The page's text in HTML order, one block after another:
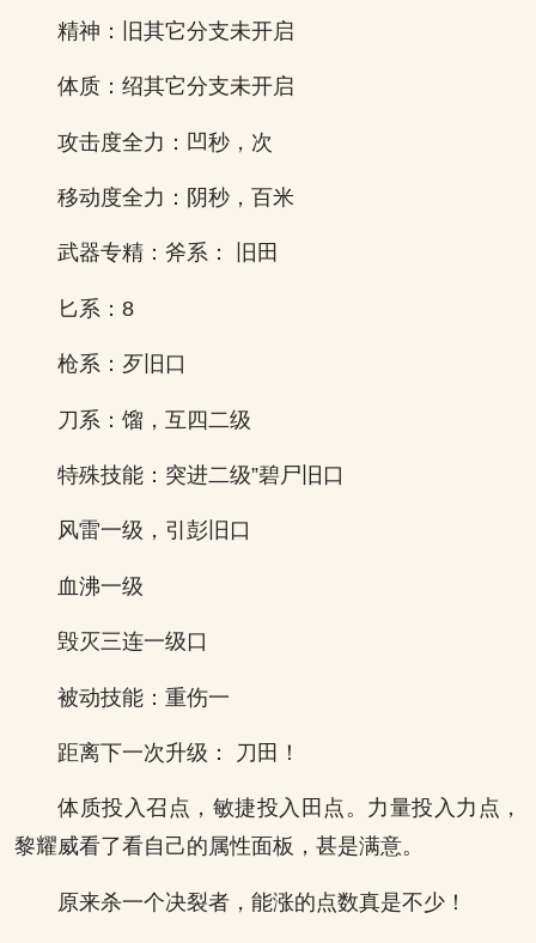
精神：旧其它分支未开启
体质：绍其它分支未开启
攻击度全力：凹秒，次
移动度全力：阴秒，百米
武器专精：斧系： 旧田
匕系：8
枪系：歹旧口
刀系：馏，互四二级
特殊技能：突进二级”碧尸旧口
风雷一级，引彭旧口
血沸一级
毁灭三连一级口
被动技能：重伤一
距离下一次升级： 刀田！
体质投入召点，敏捷投入田点。力量投入力点，
黎耀威看了看自己的属性面板，甚是满意。
原来杀一个决裂者，能涨的点数真是不少！